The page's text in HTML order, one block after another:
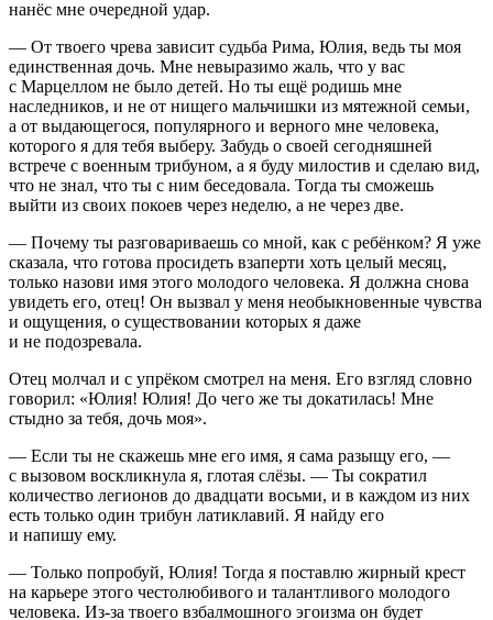
нанёс мне очередной удар.
— От твоего чрева зависит судьба Рима, Юлия, ведь ты моя
единственная дочь. Мне невыразимо жаль, что у вас
с Марцеллом не было детей. Но ты ещё родишь мне
наследников, и не от нищего мальчишки из мятежной семьи,
а от выдающегося, популярного и верного мне человека,
которого я для тебя выберу. Забудь о своей сегодняшней
встрече с военным трибуном, а я буду милостив и сделаю вид,
что не знал, что ты с ним беседовала. Тогда ты сможешь
выйти из своих покоев через неделю, а не через две.
— Почему ты разговариваешь со мной, как с ребёнком? Я уже
сказала, что готова просидеть взаперти хоть целый месяц,
только назови имя этого молодого человека. Я должна снова
увидеть его, отец! Он вызвал у меня необыкновенные чувства
и ощущения, о существовании которых я даже
и не подозревала.
Отец молчал и с упрёком смотрел на меня. Его взгляд словно
говорил: «Юлия! Юлия! До чего же ты докатилась! Мне
стыдно за тебя, дочь моя».
— Если ты не скажешь мне его имя, я сама разыщу его, —
с вызовом воскликнула я, глотая слёзы. — Ты сократил
количество легионов до двадцати восьми, и в каждом из них
есть только один трибун латиклавий. Я найду его
и напишу ему.
— Только попробуй, Юлия! Тогда я поставлю жирный крест
на карьере этого честолюбивого и талантливого молодого
человека. Из-за твоего взбалмошного эгоизма он будет